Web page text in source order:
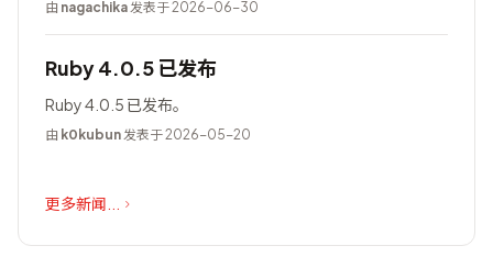
由 nagachika发表于 2026-06-30
Ruby 4.0.5 已发布
Ruby 4.0.5 已发布。
由 k0kubun发表于 2026-05-20
更多新闻...